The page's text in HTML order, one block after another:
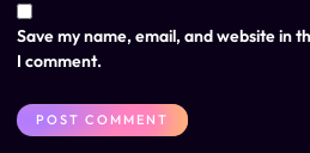
Save my name, email, and website in
I comment.